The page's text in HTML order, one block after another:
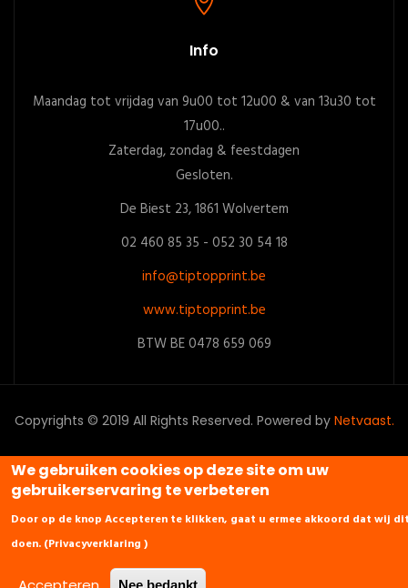
Info
Maandag tot vrijdag van 9u00 tot 12u00 & van 13u30 tot
17u00..
Zaterdag, zondag & feestdagen
Gesloten.
De Biest 23, 1861 Wolvertem
02 460 85 35 - 052 30 54 18
info@tiptopprint.be
www.tiptopprint.be
BTW BE 0478 659 069
Copyrights © 2019 All Rights Reserved. Powered by Netvaast.
We gebruiken cookies op deze site om uw
gebruikerservaring te verbeteren
Door op de knop Accepteren te klikken, gaat u ermee akkoord dat wij
doen. (Privacyverklaring )
Nee bedankt